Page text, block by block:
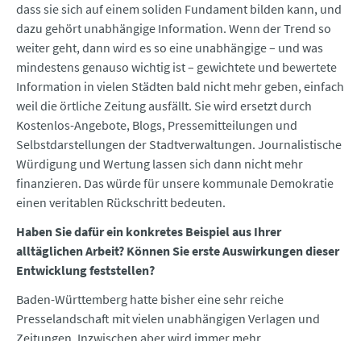
dass sie sich auf einem soliden Fundament bilden kann, und
dazu gehört unabhängige Information. Wenn der Trend so
weiter geht, dann wird es so eine unabhängige – und was
mindestens genauso wichtig ist – gewichtete und bewertete
Information in vielen Städten bald nicht mehr geben, einfach
weil die örtliche Zeitung ausfällt. Sie wird ersetzt durch
Kostenlos-Angebote, Blogs, Pressemitteilungen und
Selbstdarstellungen der Stadtverwaltungen. Journalistische
Würdigung und Wertung lassen sich dann nicht mehr
finanzieren. Das würde für unsere kommunale Demokratie
einen veritablen Rückschritt bedeuten.
Haben Sie dafür ein konkretes Beispiel aus Ihrer
alltäglichen Arbeit? Können Sie erste Auswirkungen dieser
Entwicklung feststellen?
Baden-Württemberg hatte bisher eine sehr reiche
Presselandschaft mit vielen unabhängigen Verlagen und